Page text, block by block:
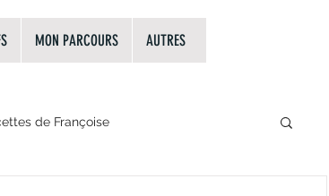
MON PARCOURS AUTRES
de Françoise